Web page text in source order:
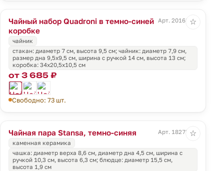
Чайный набор Quadroni в темно-синей
коробке
Арт. 20168.40
чайник
стакан: диаметр 7 см, высота 9,5 см; чайник: диаметр 7,9 см,
размер дна 9,5х9,5 см, ширина с ручкой 14 см, высота 13 см;
коробка: 34х20,5х10,5 см
от 3 685 ₽
Свободно: 73 шт.
☆
Чайная пара Stansa, темно-синяя
Арт. 18275.43
каменная керамика
чашка: диаметр верха 8,6 см, диаметр дна 4,5 см, ширина с
ручкой 10,3 см, высота 6,3 см; блюдце: диаметр 15,5 см,
высота 1,9 см
☆